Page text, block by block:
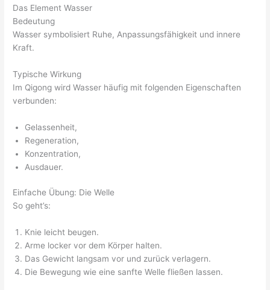
Das Element Wasser
Bedeutung
Wasser symbolisiert Ruhe, Anpassungsfähigkeit und innere
Kraft.
Typische Wirkung
Im Qigong wird Wasser häufig mit folgenden Eigenschaften
verbunden:
Gelassenheit,
Regeneration,
Konzentration,
Ausdauer.
Einfache Übung: Die Welle
So geht’s:
Knie leicht beugen.
Arme locker vor dem Körper halten.
Das Gewicht langsam vor und zurück verlagern.
Die Bewegung wie eine sanfte Welle fließen lassen.